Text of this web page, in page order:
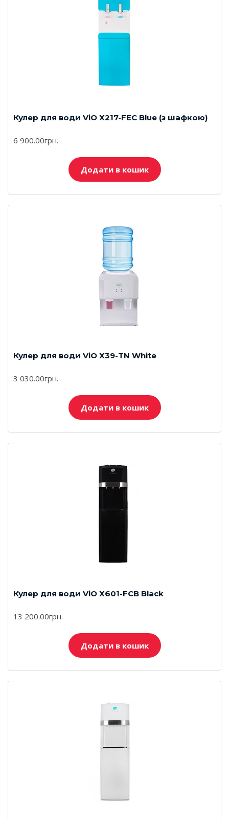
Кулер для води ViO Х217-FEC Blue (з шафкою)
6 900.00грн.
Додати в кошик
Кулер для води ViO Х39-TN White
3 030.00грн.
Додати в кошик
Кулер для води ViO Х601-FCB Black
13 200.00грн.
Додати в кошик